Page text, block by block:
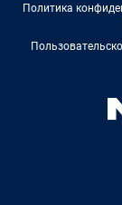
Политика